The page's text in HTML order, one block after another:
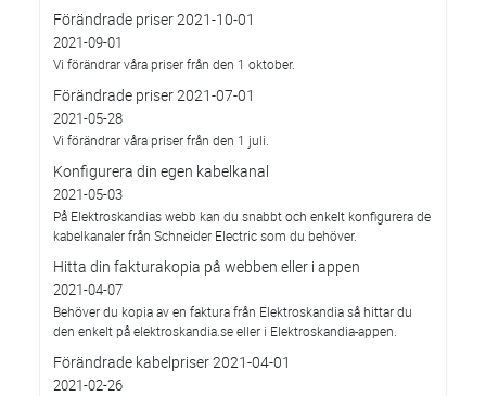
Förändrade priser 2021-10-01
2021-09-01
Vi förändrar våra priser från den 1 oktober.
Förändrade priser 2021-07-01
2021-05-28
Vi förändrar våra priser från den 1 juli.
Konfigurera din egen kabelkanal
2021-05-03
På Elektroskandias webb kan du snabbt och enkelt konfigurera de
kabelkanaler från Schneider Electric som du behöver.
Hitta din fakturakopia på webben eller i appen
2021-04-07
Behöver du kopia av en faktura från Elektroskandia så hittar du
den enkelt på elektroskandia.se eller i Elektro­skandia-appen.
Förändrade kabelpriser 2021-04-01
2021-02-26